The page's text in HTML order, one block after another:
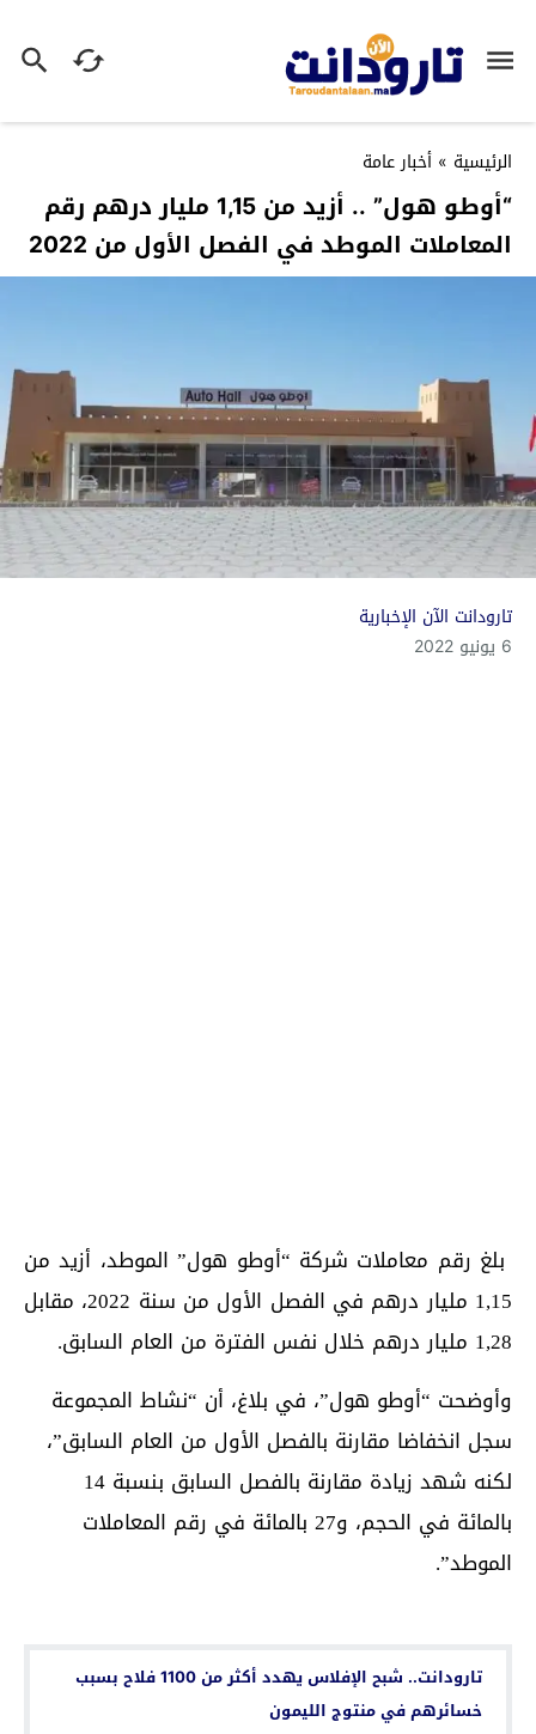
الرئيسية » أخبار عامة
“أوطو هول” .. أزيد من 1,15 مليار درهم رقم
المعاملات الموطد في الفصل الأول من 2022
تارودانت الآن الإخبارية
6 يونيو 2022
بلغ رقم معاملات شركة “أوطو هول” الموطد، أزيد من
1,15 مليار درهم في الفصل الأول من سنة 2022، مقابل
1,28 مليار درهم خلال نفس الفترة من العام السابق.
وأوضحت “أوطو هول”، في بلاغ، أن “نشاط المجموعة
سجل انخفاضا مقارنة بالفصل الأول من العام السابق”،
لكنه شهد زيادة مقارنة بالفصل السابق بنسبة 14
بالمائة في الحجم، و27 بالمائة في رقم المعاملات
الموطد”.
تارودانت.. شبح الإفلاس يهدد أكثر من 1100 فلاح بسبب
خسائرهم في منتوج الليمون